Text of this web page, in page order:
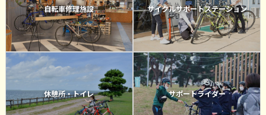
自転車修理施設 サイクルサポートステーション
休憩所・トイレ サポートライダー